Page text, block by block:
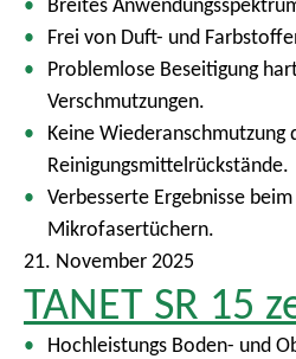
Frei von Duft- und
Problemlose Beseitigung
Verschmutzungen.
Keine Wiederanschmutzung
Reinigungsmittelrückstände.
Verbesserte Ergebnisse
Mikrofasertüchern.
21. November 2025
TANET SR 15
Hochleistungs Boden- und